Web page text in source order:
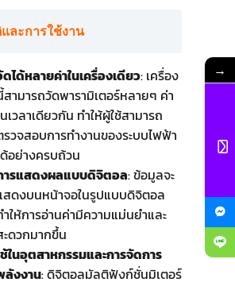
ละการใช้งาน
ได้หลายค่าในเครื่องเดียว: เครื่อง
สามารถวัดพารามิเตอร์หลายๆ ค่า
เวลาเดียวกัน ทำให้ผู้ใช้สามารถ
วจสอบการทำงานของระบบไฟฟ้า
อย่างครบถ้วน
ารแสดงผลแบบดิจิตอล: ข้อมูลจะ
สดงบนหน้าจอในรูปแบบดิจิตอล
ำให้การอ่านค่ามีความแม่นยำและ
ดวกมากขึ้น
ในอุตสาหกรรมและการจัดการ
ลังงาน: ดิจิตอลมัลติฟังก์ชั่นมิเตอร์
→